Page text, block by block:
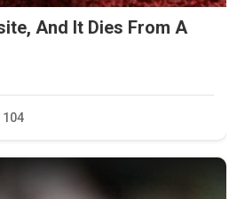
And It Dies From A
104